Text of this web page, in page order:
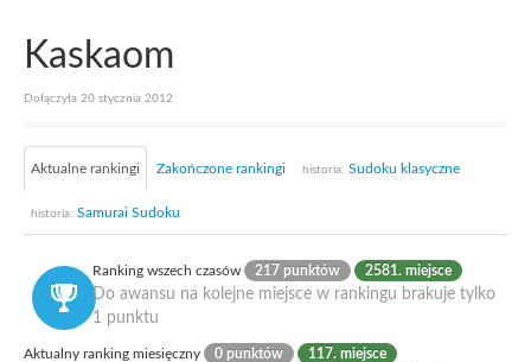
Gracze
Kaskaom
Dołączyła 20 stycznia 2012
Aktualne rankingi Zakończone rankingi historia: Sudoku klasyczne
historia: Samurai Sudoku
Ranking wszech czasów 217 punktów 2581. miejsce
Do awansu na kolejne miejsce w rankingu brakuje tylko
1 punktu
Aktualny ranking miesięczny 0 punktów 117. miejsce